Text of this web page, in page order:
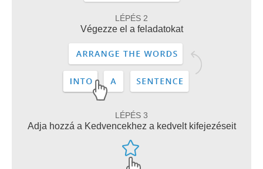
LÉPÉS 2
Végezze el a feladatokat
LÉPÉS 3
Adja hozzá a Kedvencekhez a kedvelt kifejezéseit